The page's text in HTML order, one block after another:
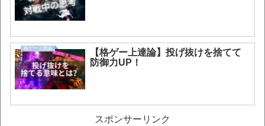
格ゲー上達論
【格ゲー上達論】投げ抜けを捨てて
防御力UP！
スポンサーリンク